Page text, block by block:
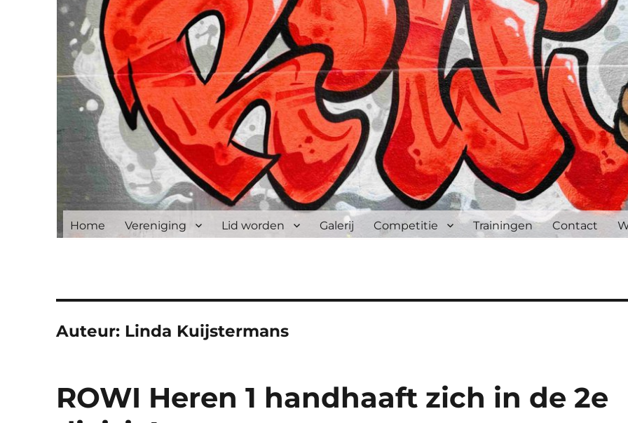
Home Vereniging Lid worden Galerij Competitie Trainingen Contact
Auteur: Linda Kuijstermans
ROWI Heren 1 handhaaft zich in de 2e